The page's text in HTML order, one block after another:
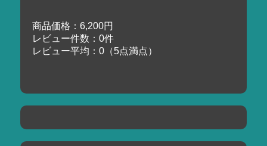
商品価格：6,200円
レビュー件数：0件
レビュー平均：0（5点満点）